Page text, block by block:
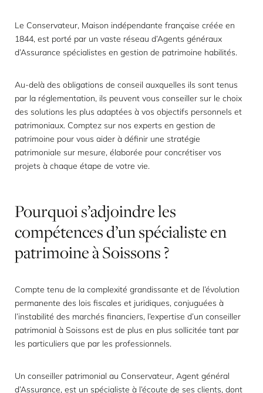
Le Conservateur, Maison indépendante française créée en
1844, est porté par un vaste réseau d’Agents généraux
d’Assurance spécialistes en gestion de patrimoine habilités.
Au-delà des obligations de conseil auxquelles ils sont tenus
par la réglementation, ils peuvent vous conseiller sur le choix
des solutions les plus adaptées à vos objectifs personnels et
patrimoniaux. Comptez sur nos experts en gestion de
patrimoine pour vous aider à définir une stratégie
patrimoniale sur mesure, élaborée pour concrétiser vos
projets à chaque étape de votre vie.
Pourquois’adjoindreles
compétencesd’unspécialisteen
patrimoineàSoissons?
Compte tenu de la complexité grandissante et de l’évolution
permanente des lois fiscales et juridiques, conjuguées à
l’instabilité des marchés financiers, l’expertise d’un conseiller
patrimonial à Soissons est de plus en plus sollicitée tant par
les particuliers que par les professionnels.
Un conseiller patrimonial au Conservateur, Agent général
d’Assurance, est un spécialiste à l’écoute de ses clients, dont